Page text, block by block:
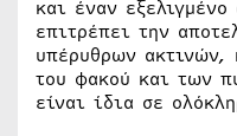
και έναν
επιτρέπει την
υπέρυθρων ακτινών,
του φακού και των
είναι ίδια σε